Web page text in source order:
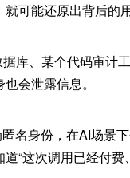
可能还原出背后的用
库、某个代码审计
会泄露信息。
名身份，在AI场景
“这次调用已经付